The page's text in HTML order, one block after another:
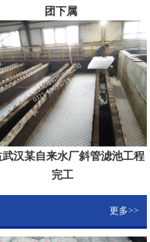
团下属
武汉某自来水厂斜管滤池工程
完工
更多>>